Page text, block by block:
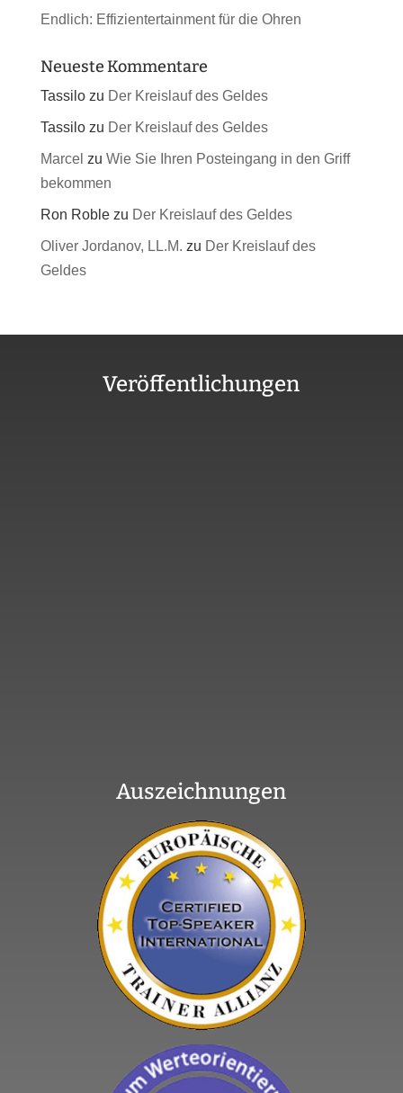
Endlich: Effizientertainment für die Ohren
Neueste Kommentare
Tassilozu Der Kreislauf des Geldes
Tassilozu Der Kreislauf des Geldes
Marcel zu Wie Sie Ihren Posteingang in den Griff
bekommen
Ron Roblezu Der Kreislauf des Geldes
Oliver Jordanov, LL.M. zu Der Kreislauf des
Geldes
Veröffentlichungen
Auszeichnungen